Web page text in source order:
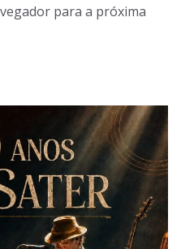
para a próxima